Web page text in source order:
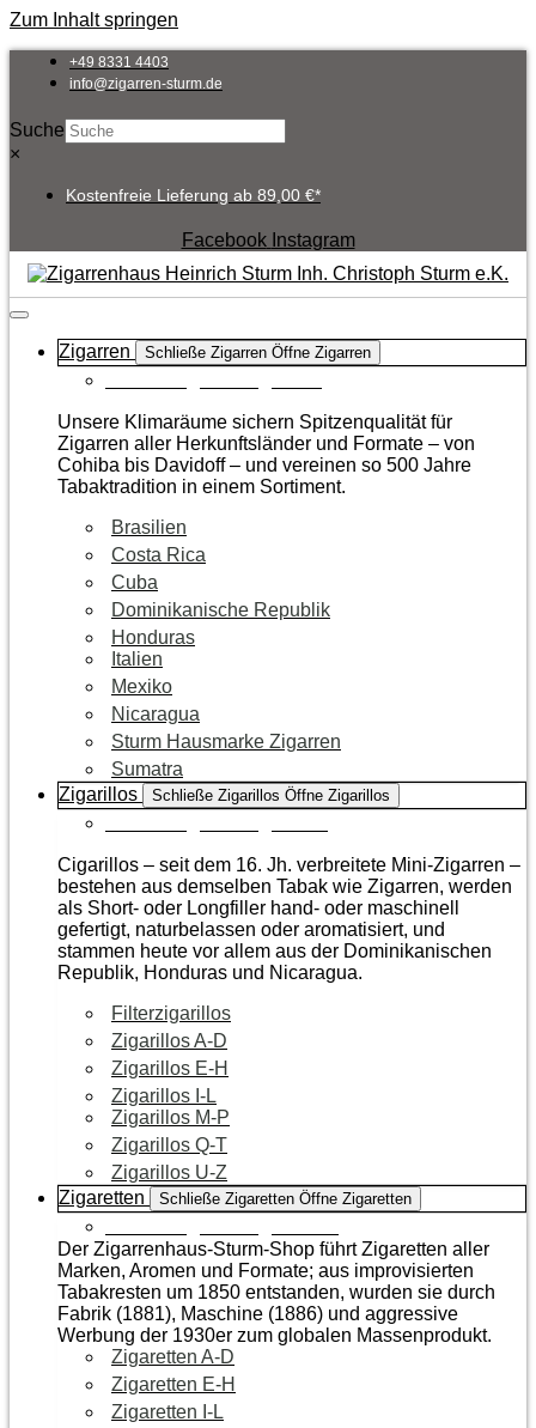
Zum Inhalt springen
+49 8331 4403
info@zigarren-sturm.de
Suche
×
Kostenfreie Lieferung ab 89,00 €*
Facebook Instagram
Zigarren Schließe Zigarren Öffne Zigarren
Unsere Klimaräume sichern Spitzenqualität für
Zigarren aller Herkunftsländer und Formate – von
Cohiba bis Davidoff – und vereinen so 500 Jahre
Tabaktradition in einem Sortiment.
Brasilien
Costa Rica
Cuba
Dominikanische Republik
Honduras
Italien
Mexiko
Nicaragua
Sturm Hausmarke Zigarren
Sumatra
Zigarillos
Schließe Zigarillos Öffne Zigarillos
Cigarillos – seit dem 16. Jh. verbreitete Mini-Zigarren –
bestehen aus demselben Tabak wie Zigarren, werden
als Short- oder Longfiller hand- oder maschinell
gefertigt, naturbelassen oder aromatisiert, und
stammen heute vor allem aus der Dominikanischen
Republik, Honduras und Nicaragua.
Filterzigarillos
Zigarillos A-D
Zigarillos E-H
Zigarillos I-L
Zigarillos M-P
Zigarillos Q-T
Zigarillos U-Z
Zigaretten
Schließe Zigaretten Öffne Zigaretten
Der Zigarrenhaus-Sturm-Shop führt Zigaretten aller
Marken, Aromen und Formate; aus improvisierten
Tabakresten um 1850 entstanden, wurden sie durch
Fabrik (1881), Maschine (1886) und aggressive
Werbung der 1930er zum globalen Massenprodukt.
Zigaretten A-D
Zigaretten E-H
Zigaretten I-L